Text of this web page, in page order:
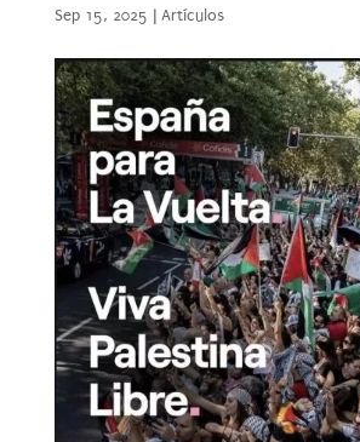
Sep 15, 2025 | Artículos